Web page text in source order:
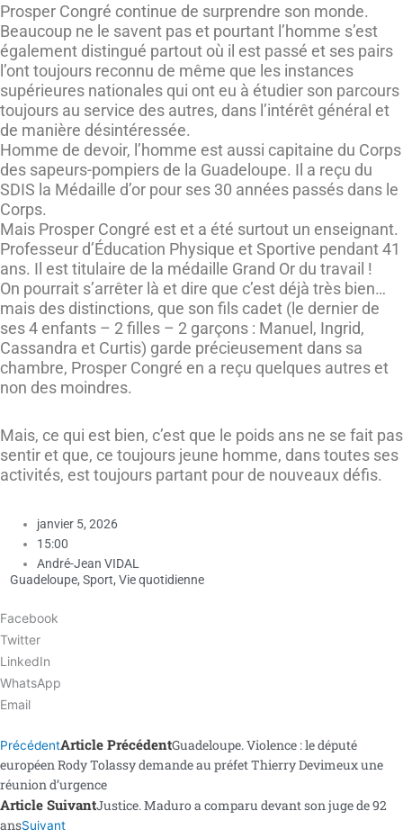
Prosper Congré continue de surprendre son monde.
Beaucoup ne le savent pas et pourtant l’homme s’est
également distingué partout où il est passé et ses pairs
l’ont toujours reconnu de même que les instances
supérieures nationales qui ont eu à étudier son parcours
toujours au service des autres, dans l’intérêt général et
de manière désintéressée.
Homme de devoir, l’homme est aussi capitaine du Corps
des sapeurs-pompiers de la Guadeloupe. Il a reçu du
SDIS la Médaille d’or pour ses 30 années passés dans le
Corps.
Mais Prosper Congré est et a été surtout un enseignant.
Professeur d’Éducation Physique et Sportive pendant 41
ans. Il est titulaire de la médaille Grand Or du travail !
On pourrait s’arrêter là et dire que c’est déjà très bien…
mais des distinctions, que son fils cadet (le dernier de
ses 4 enfants – 2 filles – 2 garçons : Manuel, Ingrid,
Cassandra et Curtis) garde précieusement dans sa
chambre, Prosper Congré en a reçu quelques autres et
non des moindres.
Mais, ce qui est bien, c’est que le poids ans ne se fait pas
sentir et que, ce toujours jeune homme, dans toutes ses
activités, est toujours partant pour de nouveaux défis.
janvier 5, 2026
15:00
André-Jean VIDAL
Guadeloupe, Sport, Vie quotidienne
Facebook
Twitter
LinkedIn
WhatsApp
Email
PrécédentArticle PrécédentGuadeloupe. Violence : le député
européen Rody Tolassy demande au préfet Thierry Devimeux une
réunion d’urgence
Article SuivantJustice. Maduro a comparu devant son juge de 92
ansSuivant